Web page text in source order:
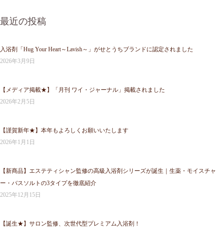
最近の投稿
入浴剤「Hug Your Heart～Lavish～」がせとうちブランドに認定されました
2026年3月9日
【メディア掲載★】「月刊 ワイ・ジャーナル」掲載されました
2026年2月5日
【謹賀新年★】本年もよろしくお願いいたします
2026年1月1日
【新商品】エステティシャン監修の高級入浴剤シリーズが誕生｜生薬・モイスチャ
ー・バスソルトの3タイプを徹底紹介
2025年12月15日
【誕生★】サロン監修、次世代型プレミアム入浴剤！